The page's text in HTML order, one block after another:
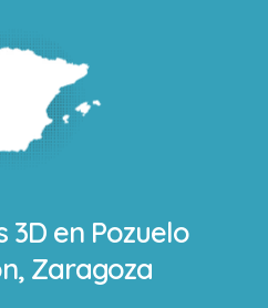
3D en Pozuelo
Zaragoza